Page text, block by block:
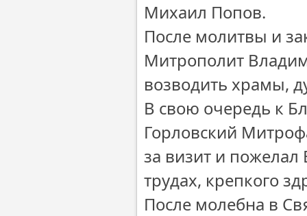
Михаил Попов.
После молитвы и
Митрополит
возводить храмы,
В свою очередь к
Горловский
за визит и
трудах, крепкого
После молебна в